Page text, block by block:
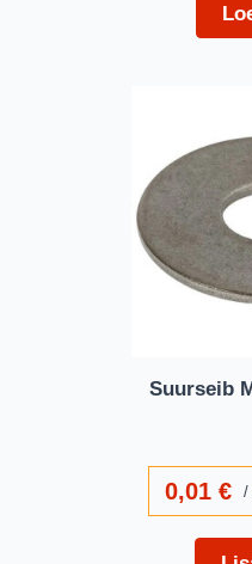
Suurseib
0,01€